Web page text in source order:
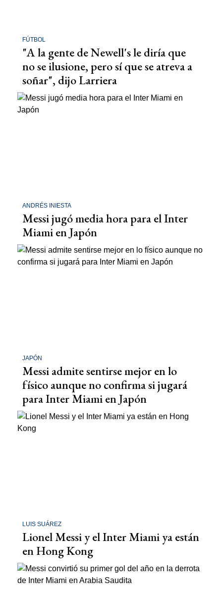
FÚTBOL
"A la gente de Newell's le diría que
no se ilusione, pero sí que se atreva a
soñar", dijo Larriera
ANDRÉS INIESTA
Messi jugó media hora para el Inter
Miami en Japón
JAPÓN
Messi admite sentirse mejor en lo
físico aunque no confirma si jugará
para Inter Miami en Japón
LUIS SUÁREZ
Lionel Messi y el Inter Miami ya están
en Hong Kong